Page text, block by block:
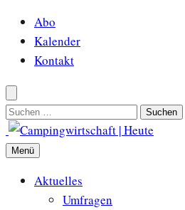
Zum
Inhalt
springen
Abo
Kalender
Kontakt
Suchen
nach:
Menü
Aktuelles
Umfragen